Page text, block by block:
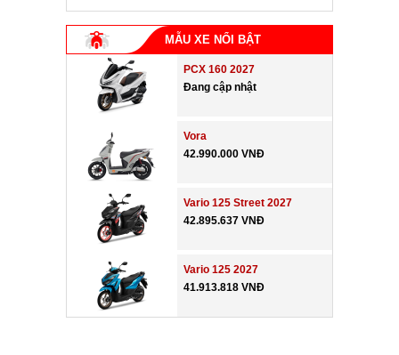
MẪU XE NỔI BẬT
PCX 160 2027
Đang cập nhật
Vora
42.990.000 VNĐ
Vario 125 Street 2027
42.895.637 VNĐ
Vario 125 2027
41.913.818 VNĐ